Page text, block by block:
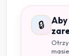
🔒
Aby